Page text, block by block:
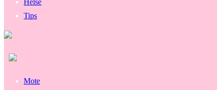
Helse
Tips
Mote